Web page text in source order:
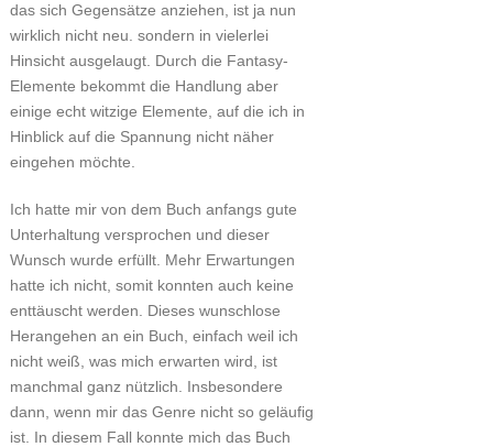
das sich Gegensätze anziehen, ist ja nun
wirklich nicht neu. sondern in vielerlei
Hinsicht ausgelaugt. Durch die Fantasy-
Elemente bekommt die Handlung aber
einige echt witzige Elemente, auf die ich in
Hinblick auf die Spannung nicht näher
eingehen möchte.
Ich hatte mir von dem Buch anfangs gute
Unterhaltung versprochen und dieser
Wunsch wurde erfüllt. Mehr Erwartungen
hatte ich nicht, somit konnten auch keine
enttäuscht werden. Dieses wunschlose
Herangehen an ein Buch, einfach weil ich
nicht weiß, was mich erwarten wird, ist
manchmal ganz nützlich. Insbesondere
dann, wenn mir das Genre nicht so geläufig
ist. In diesem Fall konnte mich das Buch